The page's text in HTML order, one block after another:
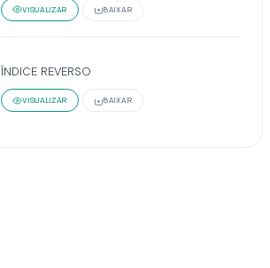
VISUALIZAR BAIXAR
ÍNDICE REVERSO
VISUALIZAR BAIXAR